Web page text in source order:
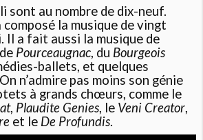
sont au nombre de dix-neuf.
la musique de vingt
Il a fait aussi la musique de
Pourceaugnac, du Bourgeois
ballets, et quelques
n’admire pas moins son génie
à grands chœurs, comme le
, Plaudite Genies, le Veni Creator,
et le De Profundis.